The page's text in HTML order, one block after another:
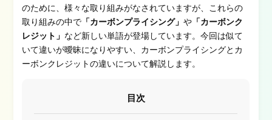
のために、様々な取り組みがなされていますが、これらの
取り組みの中で 「カーボンプライシング」や 「カーボンク
レジット」 など新しい単語が登場しています。今回は似て
いて違いが曖昧になりやすい、カーボンプライシングとカ
ーボンクレジットの違いについて解説します。
目次